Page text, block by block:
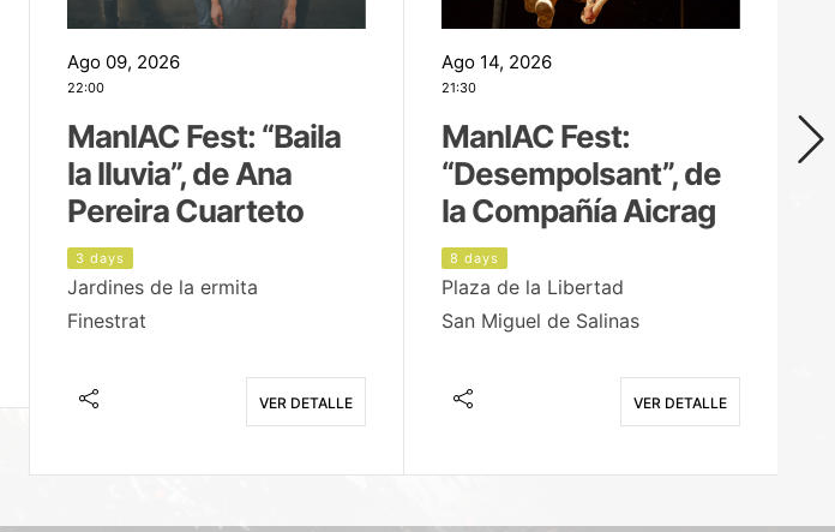
Ago 09, 2026
22:00
ManIAC Fest: “Baila
la lluvia”, de Ana
Pereira Cuarteto
3 days
Jardines de la ermita
Finestrat
VER DETALLE
Ago 14, 2026
21:30
ManIAC Fest:
“Desempolsant”, de
la Compañía Aicrag
8 days
Plaza de la Libertad
San Miguel de Salinas
VER DETALLE